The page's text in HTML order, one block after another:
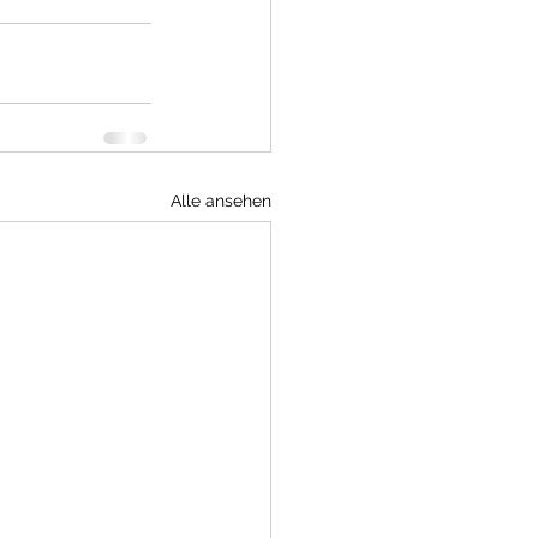
Alle ansehen